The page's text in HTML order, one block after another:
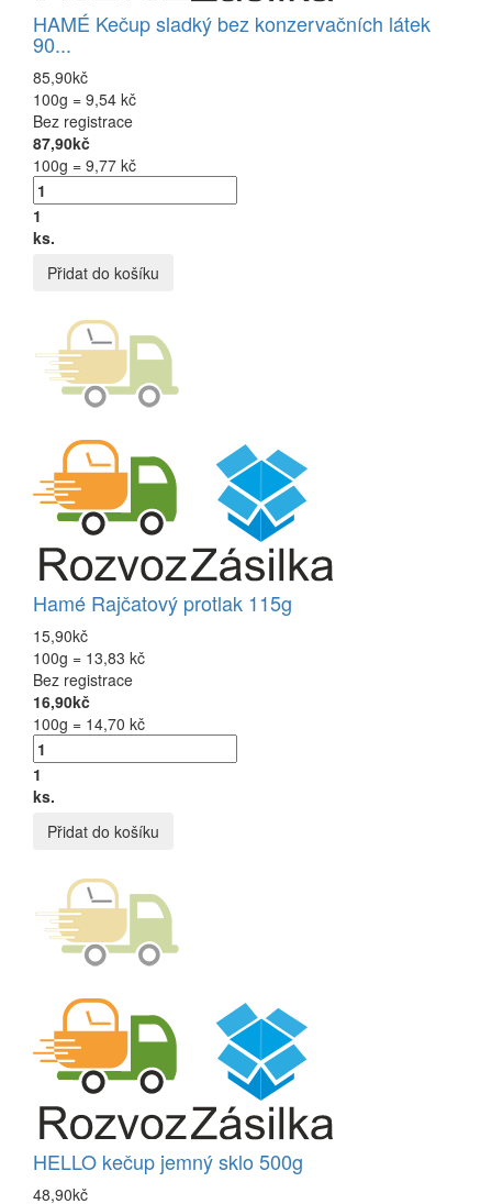
HAMÉ Kečup sladký bez konzervačních látek
90...
85,90kč
100g = 9,54 kč
Bez registrace
87,90kč
100g = 9,77 kč
1
ks.
Přidat do košíku
Hamé Rajčatový protlak 115g
15,90kč
100g = 13,83 kč
Bez registrace
16,90kč
100g = 14,70 kč
1
ks.
Přidat do košíku
HELLO kečup jemný sklo 500g
48,90kč